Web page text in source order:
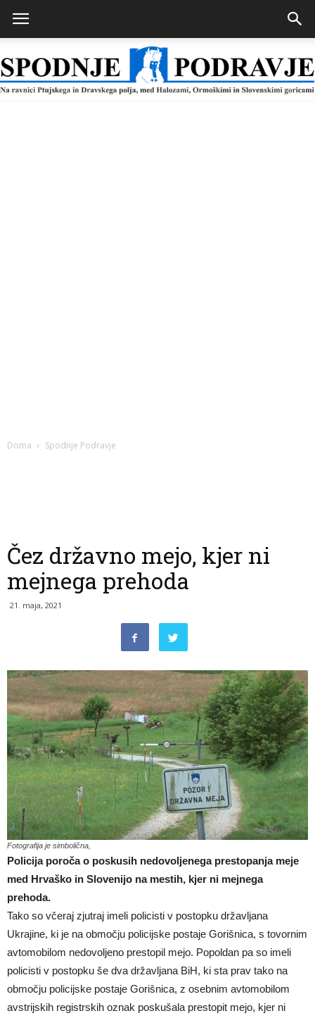
Doma Spodnje Podravje
Čez državno mejo, kjer ni
mejnega prehoda
21. maja, 2021
Fotografija je simbolična,
Policija poroča o poskusih nedovoljenega prestopanja meje
med Hrvaško in Slovenijo na mestih, kjer ni mejnega
prehoda.
Tako so včeraj zjutraj imeli policisti v postopku državljana
Ukrajine, ki je na območju policijske postaje Gorišnica, s tovornim
avtomobilom nedovoljeno prestopil mejo. Popoldan pa so imeli
policisti v postopku še dva državljana BiH, ki sta prav tako na
območju policijske postaje Gorišnica, z osebnim avtomobilom
avstrijskih registrskih oznak poskušala prestopit mejo, kjer ni